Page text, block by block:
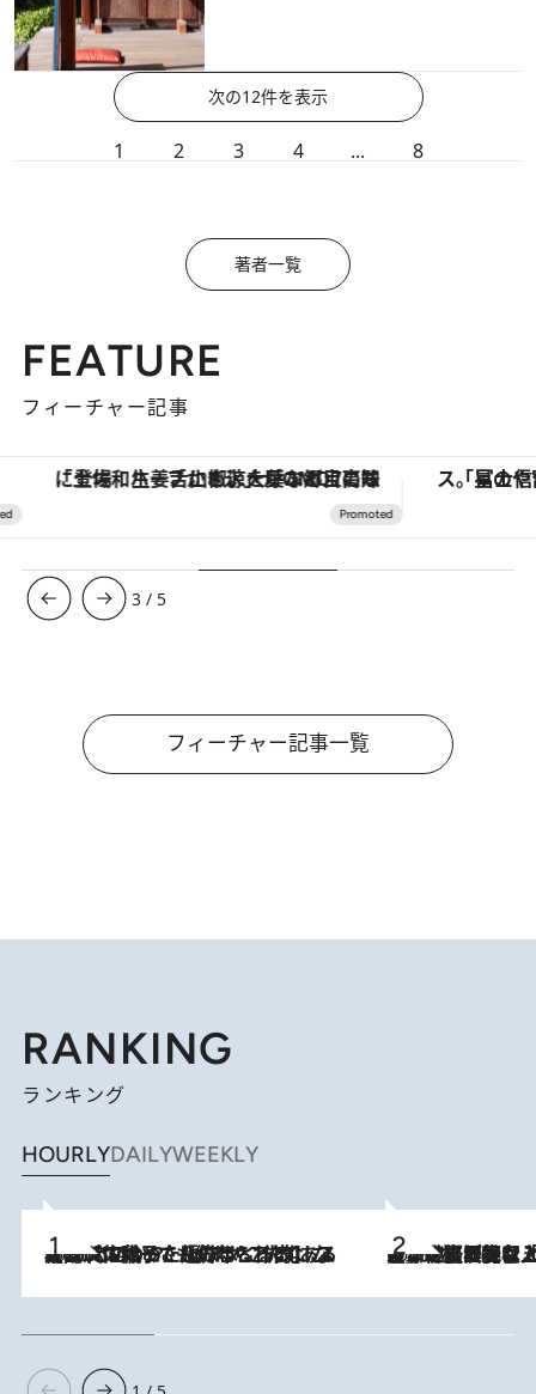
次の12件を表示
1 2 3 4 ... 8
著者一覧
FEATURE
フィーチャー記事
「土佐和ハーブかき氷」がOMO7高知に登場！生姜、山椒、大葉など目にも舌にも涼を呼ぶ郷土の味
3 / 5
フィーチャー記事一覧
RANKING
ランキング
HOURLYDAILYWEEKLY
2026.8.5
【阿川佐和子さんの年とる力】なぜ70代で始めた趣味は“こんなに楽しい”のか？ ピアノ、俳句…スランプに陥っても続けられる“ある秘訣”とは 2026.8.5
【なぜ吉沢亮は「気配を消せる」のか？】興行収入208億の『国宝』を経て挑むミュージカル『ディア・エヴァン・ハンセン』。トップ俳優が舞台上でさらけ出した“孤独”とは